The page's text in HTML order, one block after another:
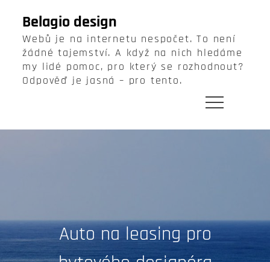
content
Belagio design
Webů je na internetu nespočet. To není
žádné tajemství. A když na nich hledáme
my lidé pomoc, pro který se rozhodnout?
Odpověď je jasná – pro tento.
Auto na leasing pro